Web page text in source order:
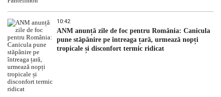
10:42
ANM anunță zile de foc pentru România: Canicula
pune stăpânire pe întreaga țară, urmează nopți
tropicale și disconfort termic ridicat